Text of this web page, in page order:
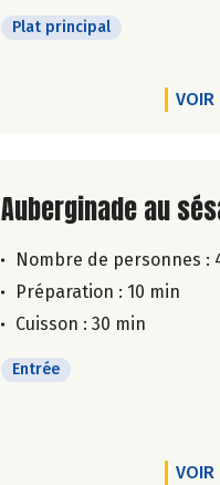
Plat principal
VOIR
Lire la suite de la
Auberginade au
Nombre de personnes :
Préparation : 10 min
Cuisson : 30 min
Entrée
VOIR